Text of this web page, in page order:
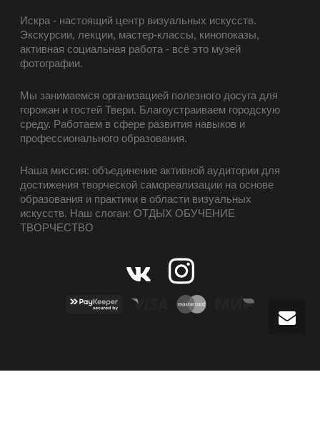
Искра - настоящий центр визуальных искусств.
Экскурсии, лекции, мастер-классы, кинопоказы,
активная социальная работа - всё это музей
фотографии.
Мы занимаемся организацией полезного досуга для
горожан и гостей Твери. Благоустраиваем городскую
среду. Работаем в сфере развития навыков и
профессионального образования.
Наша миссия: объединение активной аудитории для
достижения творческой самореализации на основе
образования и практики в области визуальных
искусств. Наш слоган: ОТДЫХ ОБУЧЕНИЕ
ТВОРЧЕСТВО